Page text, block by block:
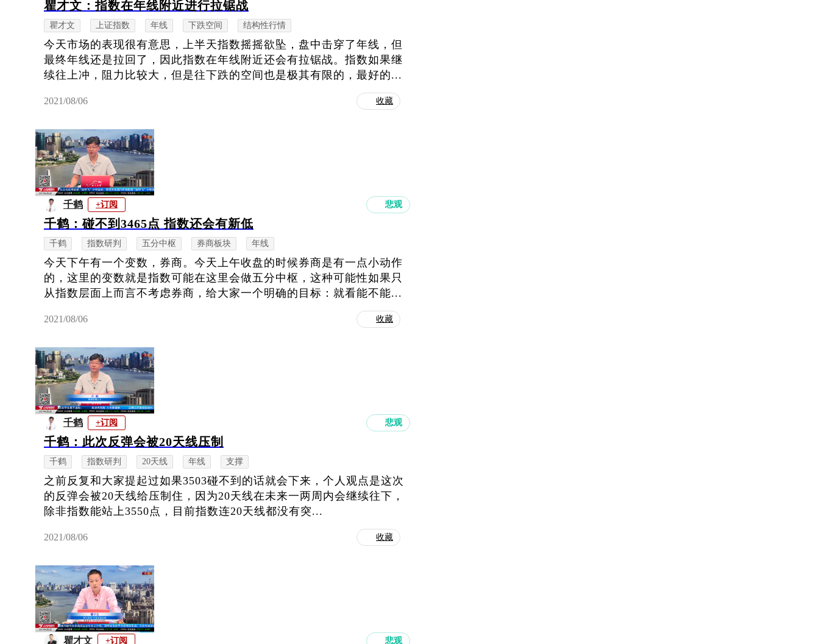
瞿才文：指数在年线附近进行拉锯战
瞿才文 上证指数 年线 下跌空间 结构性行情
今天市场的表现很有意思，上半天指数摇摇欲坠，盘中击穿了年线，但
最终年线还是拉回了，因此指数在年线附近还会有拉锯战。指数如果继
续往上冲，阻力比较大，但是往下跌的空间也是极其有限的，最好的...
2021/08/06 收藏
千鹤 +订阅 悲观
千鹤：碰不到3465点 指数还会有新低
千鹤 指数研判 五分中枢 券商板块 年线
今天下午有一个变数，券商。今天上午收盘的时候券商是有一点小动作
的，这里的变数就是指数可能在这里会做五分中枢，这种可能性如果只
从指数层面上而言不考虑券商，给大家一个明确的目标：就看能不能...
2021/08/06 收藏
千鹤 +订阅 悲观
千鹤：此次反弹会被20天线压制
千鹤 指数研判 20天线 年线 支撑
之前反复和大家提起过如果3503碰不到的话就会下来，个人观点是这次
的反弹会被20天线给压制住，因为20天线在未来一两周内会继续往下，
除非指数能站上3550点，目前指数连20天线都没有突...
2021/08/06 收藏
瞿才文 +订阅 悲观